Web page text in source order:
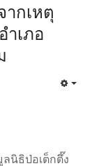
กเหตุ
ำเภอ
ลนิธิป่อเต็กตึ๊ง